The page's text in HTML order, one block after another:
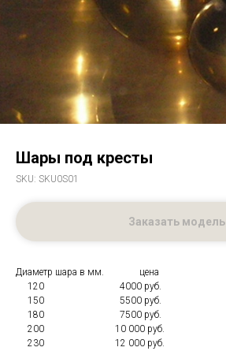
Шары под кресты
SKU: SKU0S01
Заказать модель
Диаметр шара в мм. цена
120 4000 руб.
150 5500 руб.
180 7500 руб.
200 10 000 руб.
230 12 000 руб.